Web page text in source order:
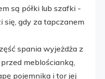
są półki lub szafki -
się, gdy za tapczanem
spania wyjeżdża z
meblościanką,
pojemnika i tor jej